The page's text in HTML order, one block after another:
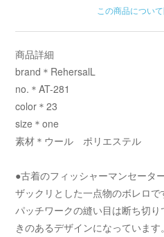
この商品につい
商品詳細
brand＊RehersalL
no.＊AT-281
color＊23
size＊one
素材＊ウール ポリエステル
●古着のフィッシャーマンセータ
ザックリとした一点物のボレロで
パッチワークの縫い目は断ち切
きのあるデザインになっています。